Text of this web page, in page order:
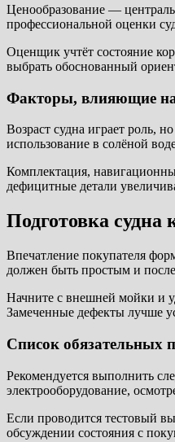
Ценообразование —
профессиональной оценки
Оценщик учтёт состояние
выбрать обоснованный
Факторы, влияющие
Возраст судна играет роль,
использование в солёной
Комплектация,
дефицитные детали
Подготовка
Впечатление покупателя
должен быть простым и
Начните с внешней мойки и
Замеченные дефекты лучше
Список обязательных
Рекомендуется выполнить
электрооборудование,
Если проводится тестовый
обсуждении состояния с